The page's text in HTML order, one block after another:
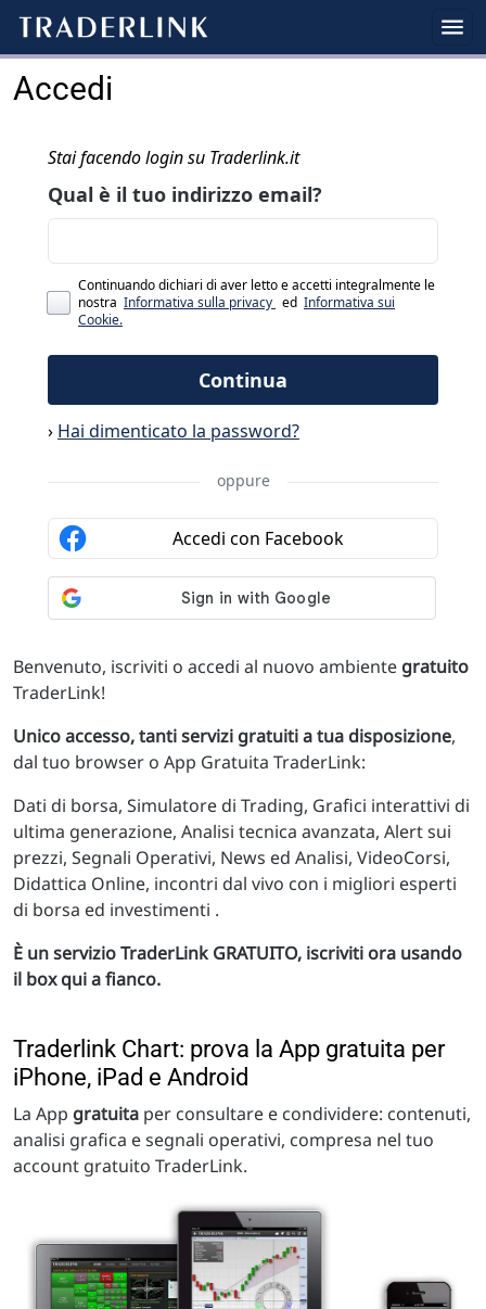
Accedi
Benvenuto, iscriviti o accedi al nuovo ambiente gratuito
TraderLink!
Unico accesso, tanti servizi gratuiti a tua disposizione,
dal tuo browser o App Gratuita TraderLink:
Dati di borsa, Simulatore di Trading, Grafici interattivi di
ultima generazione, Analisi tecnica avanzata, Alert sui
prezzi, Segnali Operativi, News ed Analisi, VideoCorsi,
Didattica Online, incontri dal vivo con i migliori esperti
di borsa ed investimenti .
È un servizio TraderLink GRATUITO, iscriviti ora usando
il box qui a fianco.
Traderlink Chart: prova la App gratuita per
iPhone, iPad e Android
La App gratuita per consultare e condividere: contenuti,
analisi grafica e segnali operativi, compresa nel tuo
account gratuito TraderLink.